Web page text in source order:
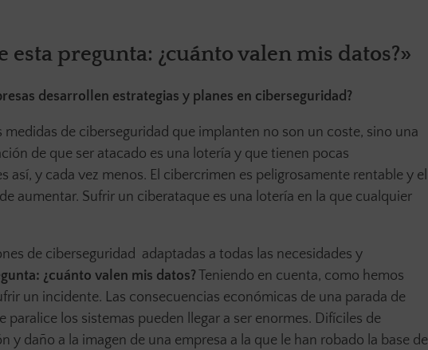
esta pregunta: ¿cuánto valen mis datos?»
desarrollen estrategias y planes en ciberseguridad?
medidas de ciberseguridad que implanten no son un coste, sino una
de que ser atacado es una lotería y que tienen pocas
así, y cada vez menos. El cibercrimen es peligrosamente rentable y el
aumentar. Sufrir un ciberataque es una lotería en la que cualquier
de ciberseguridad adaptadas a todas las necesidades y
¿cuánto valen mis datos? Teniendo en cuenta, como hemos
un incidente. Las consecuencias económicas de una parada de
los sistemas pueden llegar a ser enormes. Difíciles de
daño a la imagen de una empresa a la que le han robado la base de